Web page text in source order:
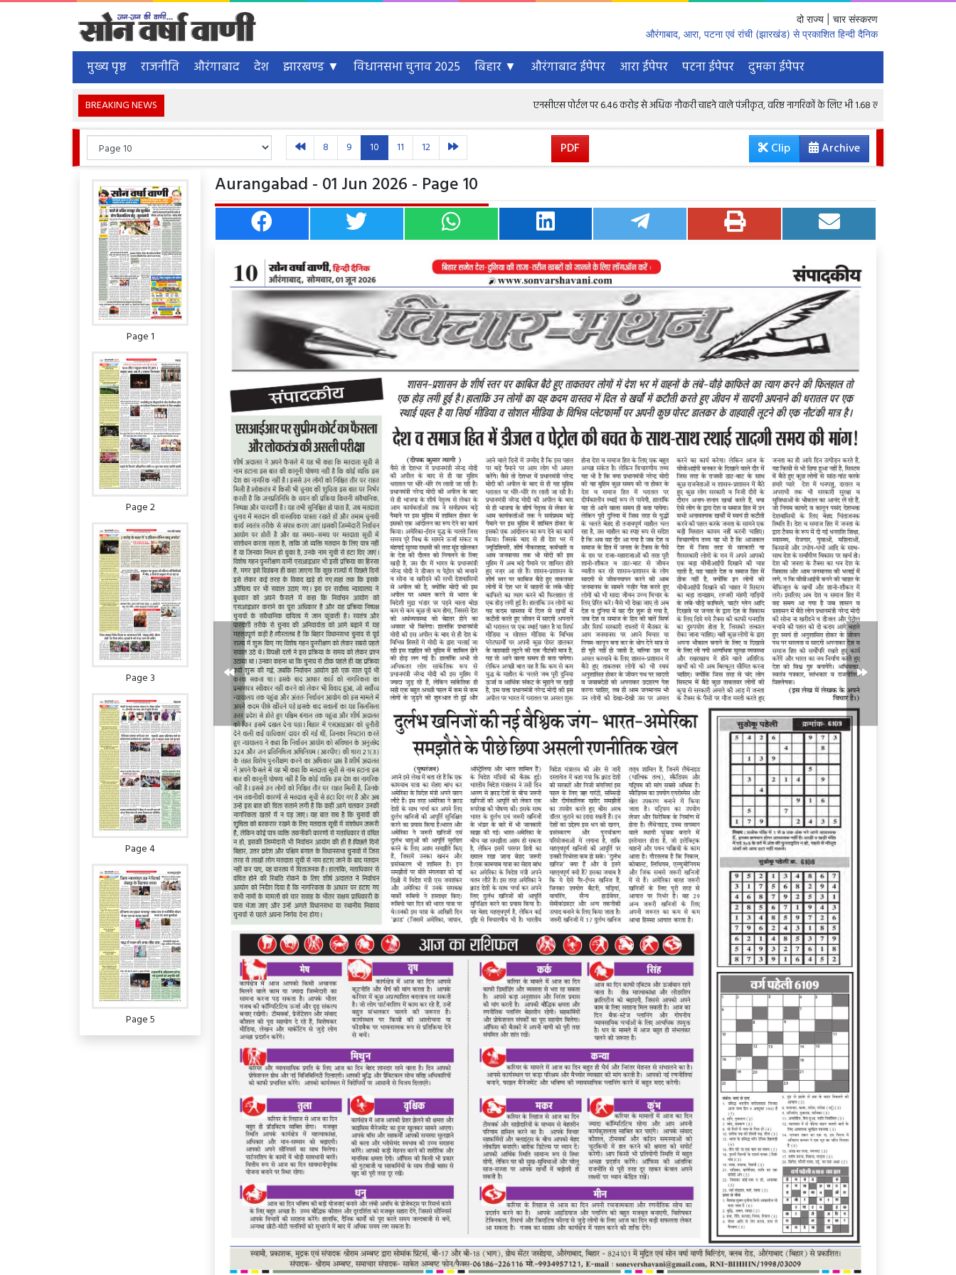
दो राज्य | चार संस्करण
औरंगाबाद, आरा, पटना एवं रांची (झारखंड) से प्रकाशित हिन्दी दैनिक
मुख्य पृष्ठ राजनीति औरंगाबाद देश झारखण्ड ▼ विधानसभा चुनाव 2025 बिहार ▼ औरंगाबाद ईपेपर आरा ईपेपर पटना ईपेपर दुमका ईपेपर
BREAKING NEWS एनसीएस पोर्टल पर 6.46 करोड़ से अधिक नौकरी चाहने वाले पंजीकृत, वरिष्ठ नागरिकों के लिए भी 1.68 लाख रिक्तियां : केंद्रीय मंत्री
8 9 10 11 12 PDF Archive
Clip
Page 1
Page 2
Page 3
Page 4
Page 5
Aurangabad - 01 Jun 2026 - Page 10